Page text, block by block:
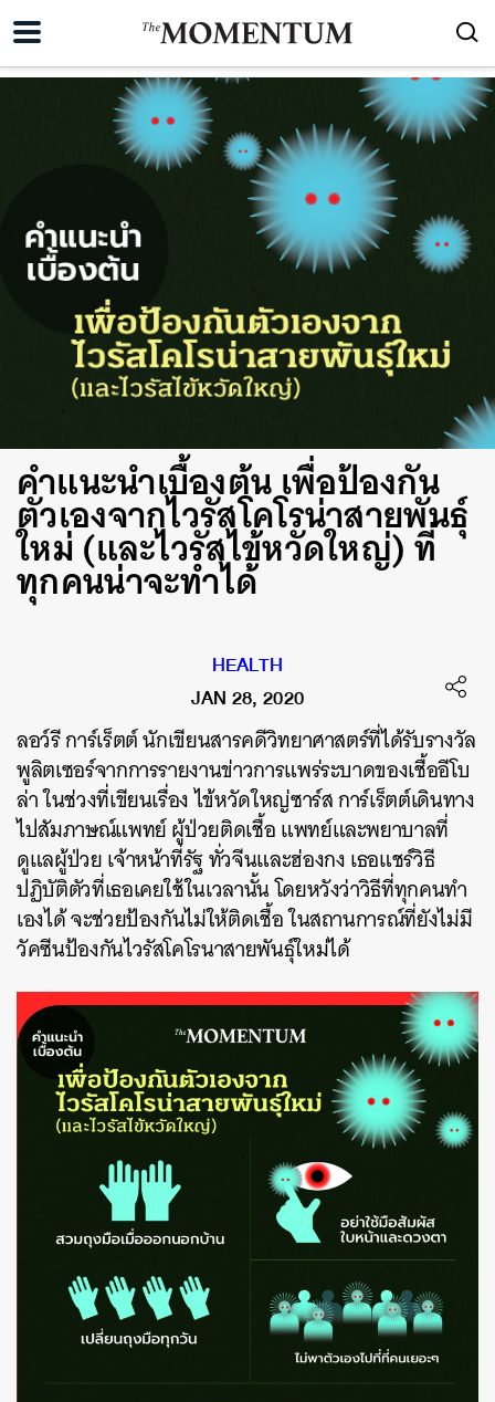
คำแนะนำเบื้องต้น เพื่อป้องกัน
ตัวเองจากไวรัสโคโรน่าสายพันธุ์
ใหม่ (และไวรัสไข้หวัดใหญ่) ที่
ทุกคนน่าจะทำได้
HEALTH
JAN 28, 2020
ลอว์รี การ์เร็ตต์ นักเขียนสารคดีวิทยาศาสตร์ที่ได้รับรางวัล
พูลิตเซอร์จากการรายงานข่าวการแพร่ระบาดของเชื้ออีโบ
ล่า ในช่วงที่เขียนเรื่อง ไข้หวัดใหญ่ซาร์ส การ์เร็ตต์เดินทาง
ไปสัมภาษณ์แพทย์ ผู้ป่วยติดเชื้อ แพทย์และพยาบาลที่
ดูแลผู้ป่วย เจ้าหน้าที่รัฐ ทั่วจีนและฮ่องกง เธอแชร์วิธี
ปฏิบัติตัวที่เธอเคยใช้ในเวลานั้น โดยหวังว่าวิธีที่ทุกคนทำ
เองได้ จะช่วยป้องกันไม่ให้ติดเชื้อ ในสถานการณ์ที่ยังไม่มี
วัคซีนป้องกันไวรัสโคโรนาสายพันธุ์ใหม่ได้